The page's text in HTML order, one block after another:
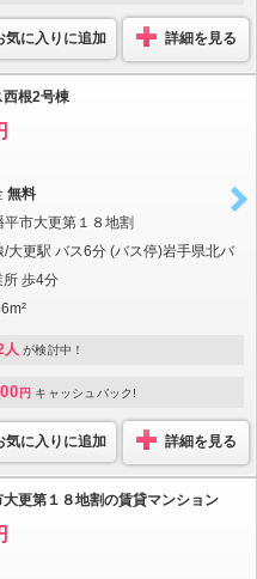
気に入りに追加 詳細を見る
西根2号棟
無料
平市大更第１８地割
/大更駅 バス6分 (バス停)岩手県北バ
歩4分
人 が検討中！
円 キャッシュバック!
気に入りに追加 詳細を見る
更第１８地割の賃貸マンション